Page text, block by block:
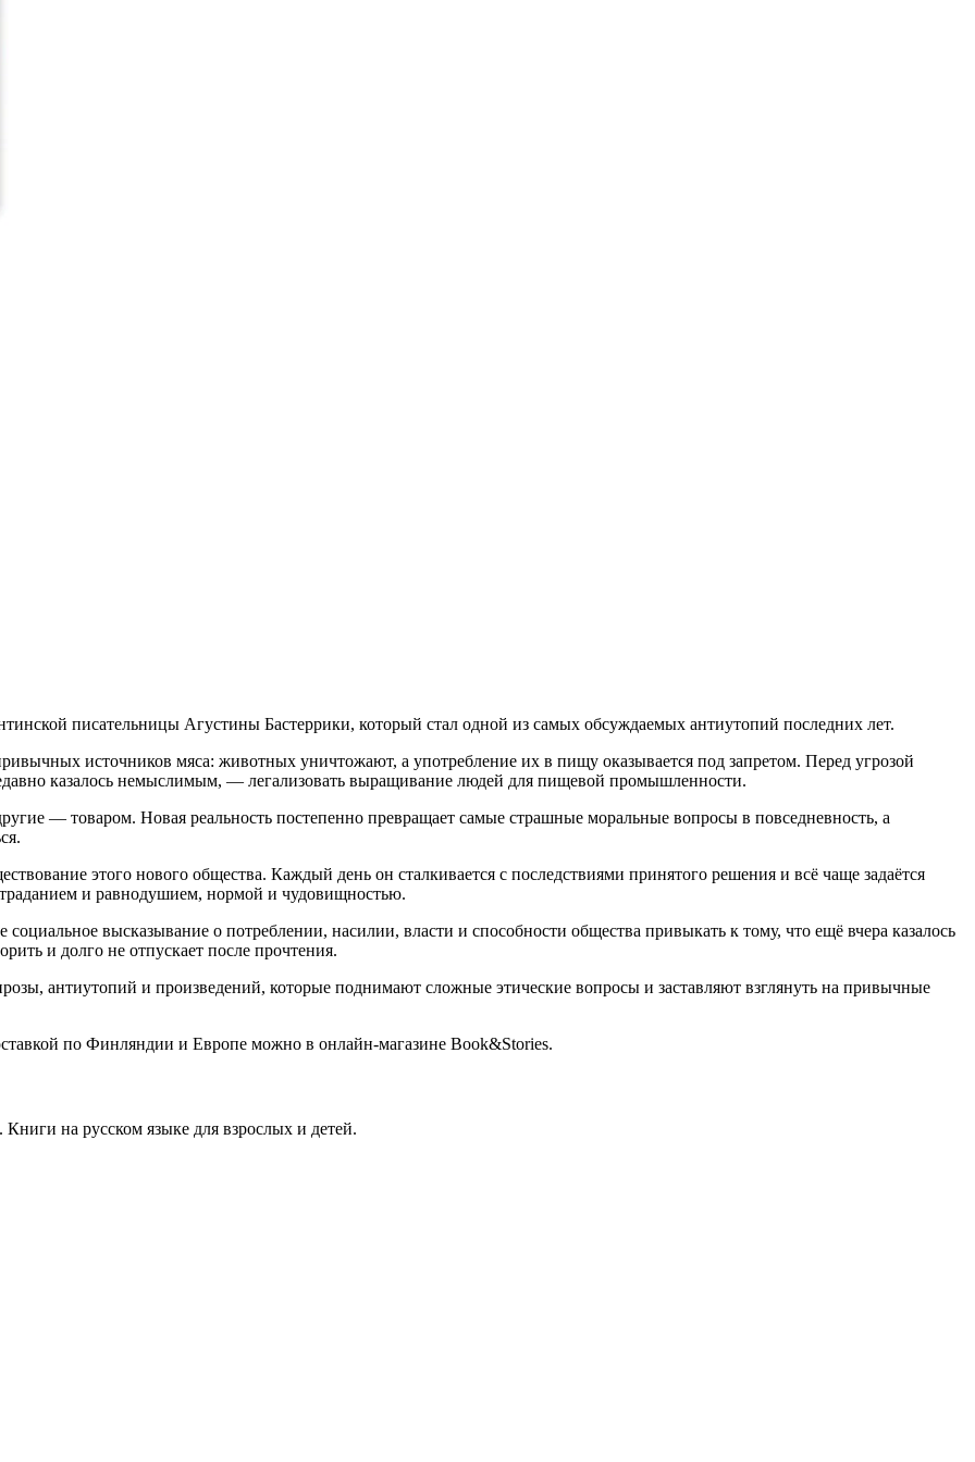
писательницы Агустины Бастеррики, который стал одной из самых обсуждаемых антиутопий последних лет.
источников мяса: животных уничтожают, а употребление их в пищу оказывается под запретом. Перед угрозой
казалось немыслимым, — легализовать выращивание людей для пищевой промышленности.
— товаром. Новая реальность постепенно превращает самые страшные моральные вопросы в повседневность, а
этого нового общества. Каждый день он сталкивается с последствиями принятого решения и всё чаще задаётся
и равнодушием, нормой и чудовищностью.
высказывание о потреблении, насилии, власти и способности общества привыкать к тому, что ещё вчера казалось
и долго не отпускает после прочтения.
антиутопий и произведений, которые поднимают сложные этические вопросы и заставляют взглянуть на привычные
по Финляндии и Европе можно в онлайн-магазине Book&Stories.
на русском языке для взрослых и детей.